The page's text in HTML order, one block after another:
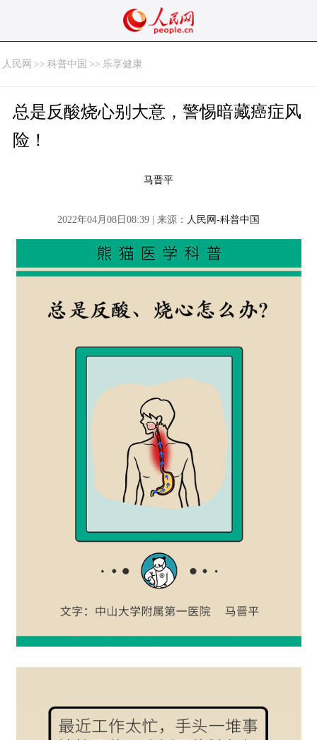
人民网 >> 科普中国 >> 乐享健康
总是反酸烧心别大意，警惕暗藏癌症风
险！
马晋平
2022年04月08日08:39 | 来源： 人民网-科普中国